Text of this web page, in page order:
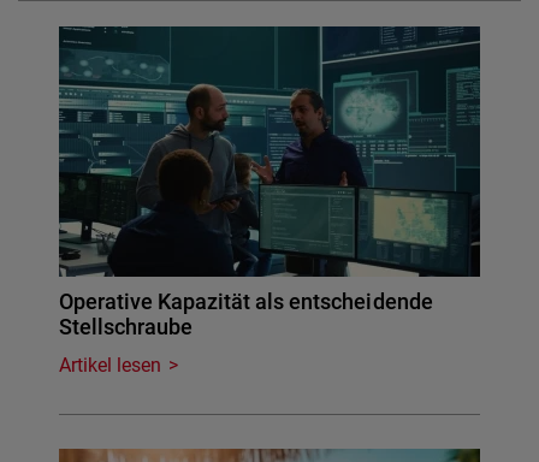
Operative Kapazität als entscheidende
Stellschraube
Artikel lesen